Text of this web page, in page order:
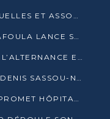
PRÉSIDENTIELLE 2026 : LES MUTUELLES ET ASSOCIATIONS S’IMPLIQUENT DANS LA CAMPAGNE ÉLECTORALE À TIÉ-TIÉ 2 (POINTE-NOIRE)
PRÉSIDENTIELLE 2026 : DAVE MAFOULA LANCE SA « VAGUE DU NOUVEAU DÉPART » À IMPFONDO
OYO : DESTIN GAVET APPELLE À L’ALTERNANCE ET À LA RESPONSABILITÉ DE LA JEUNESSE
PRÉSIDENTIELLE 2026 : À SIBITI, DENIS SASSOU-N’GUESSO PARIE SUR LES RESSOURCES DE LA LEKOUMOU
À EWO, DESTIN GAVET ELENGO PROMET HÔPITAL, CHEMIN DE FER ET AUDIT DES FINANCES PUBLIQUES